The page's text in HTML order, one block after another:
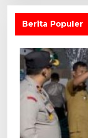
Berita Populer